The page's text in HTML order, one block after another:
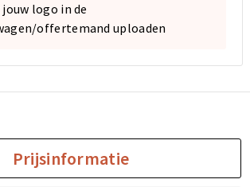
logo in de
offertemand uploaden
Prijsinformatie